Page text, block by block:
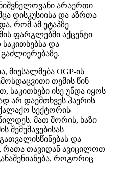
არაერთი
დისკუსიისა და აზრთა
რომ ამ ეტაპზე
ფარგლებში აქცენტი
და
მიესალმება OGP-ის
თემის წინ
საკითხები ისე უნდა იყოს
არ დაემთხვეს ჰაერის
სექტორის
მათ შორის, ხაზი
შემუშავებისას
და
რათა თავიდან ავიცილოთ
როგორიც